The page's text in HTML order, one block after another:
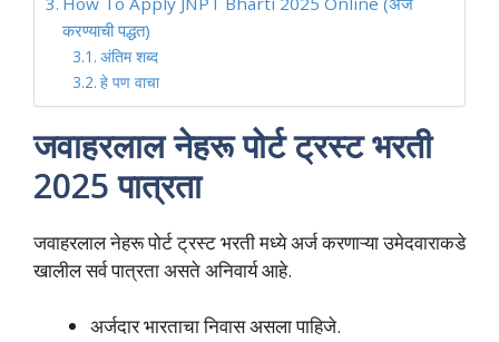
करण्याची पद्धत)
अंतिम शब्द
हे पण वाचा
जवाहरलाल नेहरू पोर्ट ट्रस्ट भरती
2025 पात्रता
जवाहरलाल नेहरू पोर्ट ट्रस्ट भरती मध्ये अर्ज करणाऱ्या उमेदवाराकडे
खालील सर्व पात्रता असते अनिवार्य आहे.
अर्जदार भारताचा निवास असला पाहिजे.